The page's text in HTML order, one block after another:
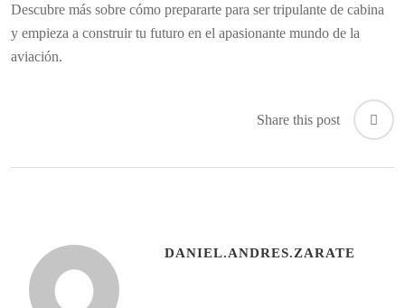
Descubre más sobre cómo prepararte para ser tripulante de cabina
y empieza a construir tu futuro en el apasionante mundo de la
aviación.
Share this post
DANIEL.ANDRES.ZARATE